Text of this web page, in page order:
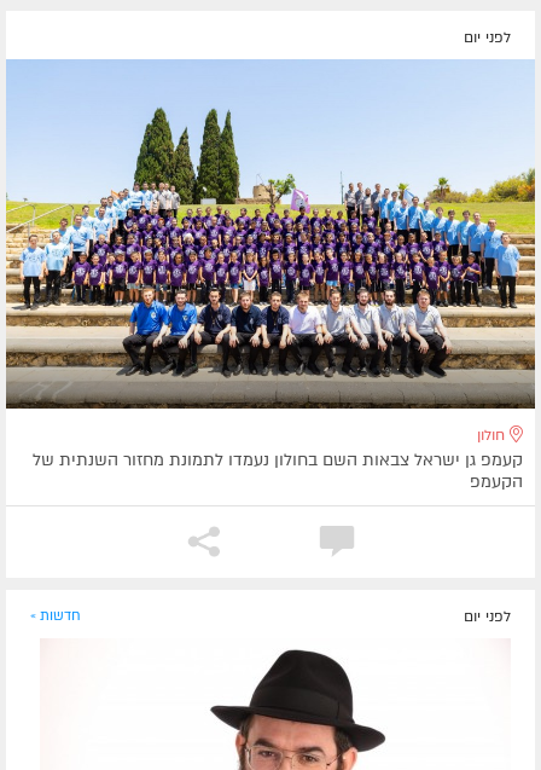
לפני יום
חולון
קעמפ גן ישראל צבאות השם בחולון נעמדו לתמונת מחזור השנתית של
הקעמפ
לפני יום חדשות »